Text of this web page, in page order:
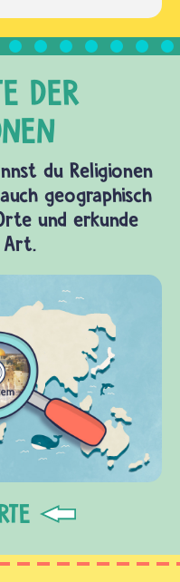
du Religionen
geographisch
und erkunde
Art.